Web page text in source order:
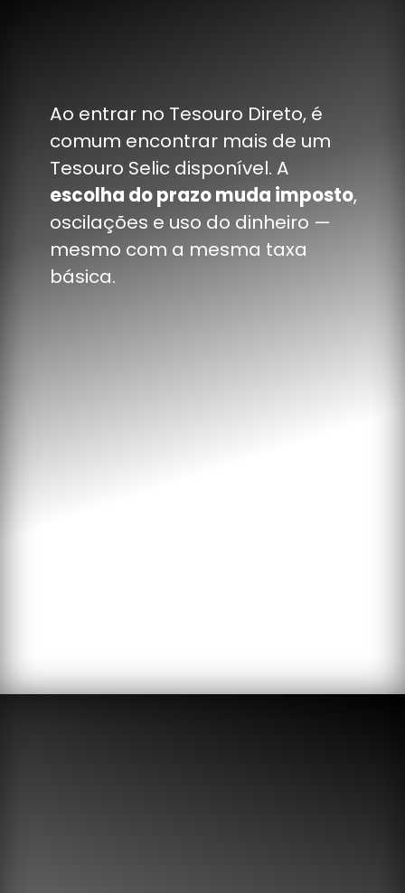
Ao entrar no Tesouro Direto, é
comum encontrar mais de um
Tesouro Selic disponível. A
escolha do prazo muda imposto,
oscilações e uso do dinheiro —
mesmo com a mesma taxa
básica.